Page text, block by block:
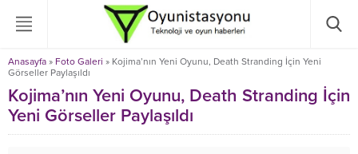
Anasayfa » Foto Galeri » Kojima’nın Yeni Oyunu, Death Stranding İçin Yeni
Görseller Paylaşıldı
Kojima’nın Yeni Oyunu, Death Stranding İçin
Yeni Görseller Paylaşıldı